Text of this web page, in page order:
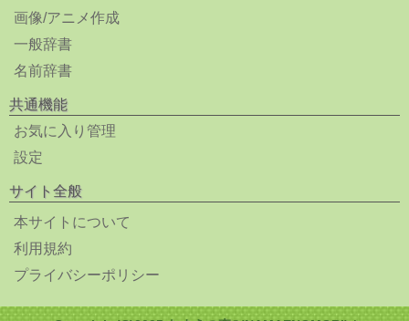
画像/アニメ作成
一般辞書
名前辞書
共通機能
お気に入り管理
設定
サイト全般
本サイトについて
利用規約
プライバシーポリシー